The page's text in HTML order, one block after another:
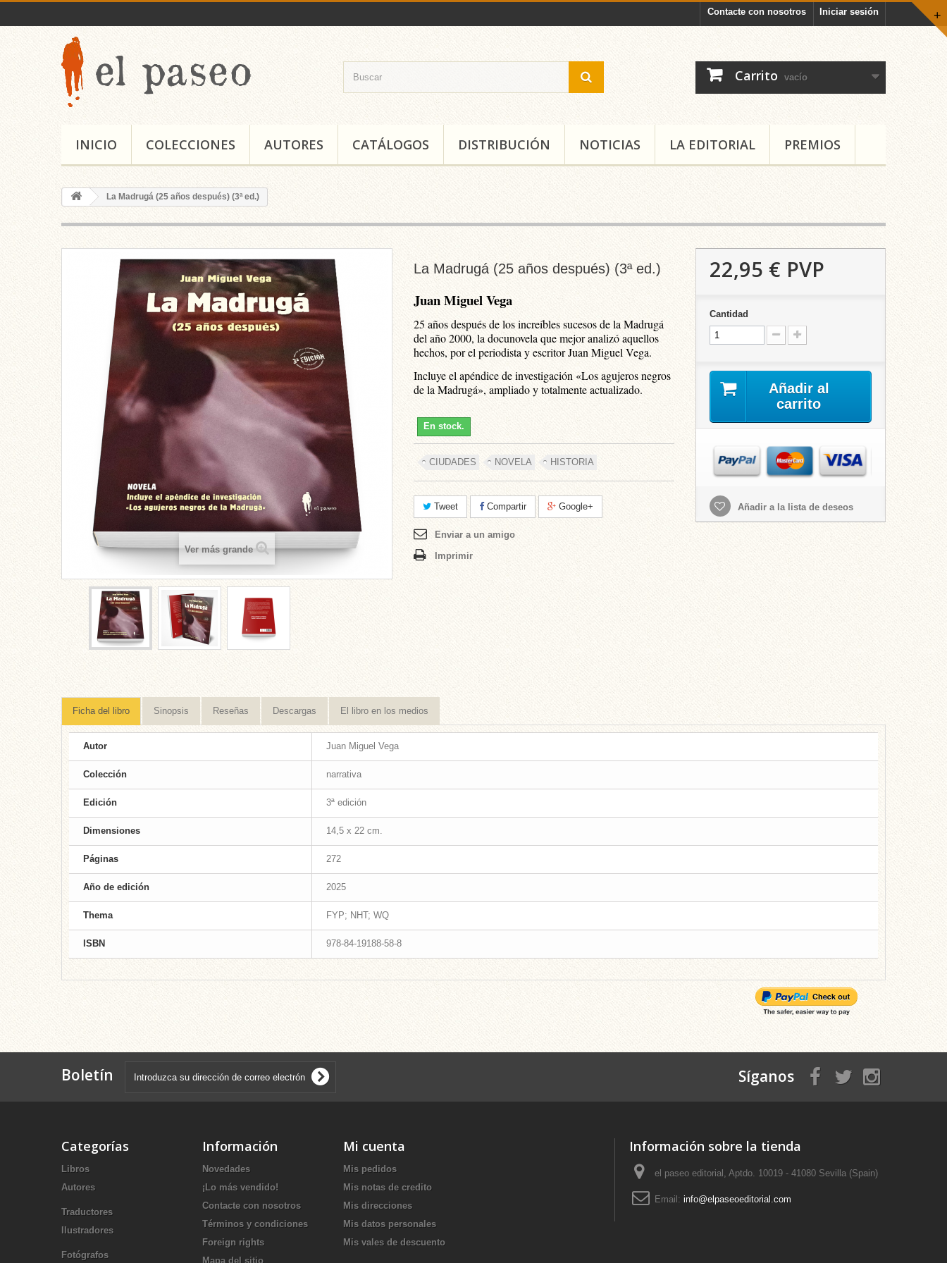
+
Iniciar sesión
Contacte con nosotros
Carrito vacío
INICIO COLECCIONES AUTORES CATÁLOGOS DISTRIBUCIÓN NOTICIAS LA EDITORIAL PREMIOS
La Madrugá (25 años después) (3ª ed.)
Ver más grande
La Madrugá (25 años después) (3ª ed.)
Juan Miguel Vega
25 años después de los increíbles sucesos de la Madrugá
del año 2000, la docunovela que mejor analizó aquellos
hechos, por el periodista y escritor Juan Miguel Vega.
Incluye el apéndice de investigación «Los agujeros negros
de la Madrugá», ampliado y totalmente actualizado.
En stock.
CIUDADES NOVELA HISTORIA
Tweet Compartir Google+
Enviar a un amigo
Imprimir
22,95 € PVP
Cantidad
Añadir al
carrito
Añadir a la lista de deseos
Ficha del libro Sinopsis Reseñas Descargas El libro en los medios
Autor Juan Miguel Vega
Colección narrativa
Edición 3ª edición
Dimensiones 14,5 x 22 cm.
Páginas 272
Año de edición 2025
Thema FYP; NHT; WQ
ISBN 978-84-19188-58-8
Boletín Síganos
Categorías
Libros
Autores
Traductores
Ilustradores
Fotógrafos
Información
Novedades
¡Lo más vendido!
Contacte con nosotros
Términos y condiciones
Foreign rights
Mapa del sitio
Mi cuenta
Mis pedidos
Mis notas de credito
Mis direcciones
Mis datos personales
Mis vales de descuento
Información sobre la tienda
el paseo editorial, Aptdo. 10019 - 41080 Sevilla (Spain)
Email: info@elpaseoeditorial.com